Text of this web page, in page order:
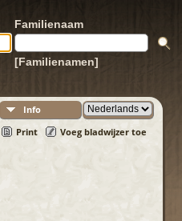
Familienaam
[Familienamen]
Info
Print
Voeg bladwijzer toe